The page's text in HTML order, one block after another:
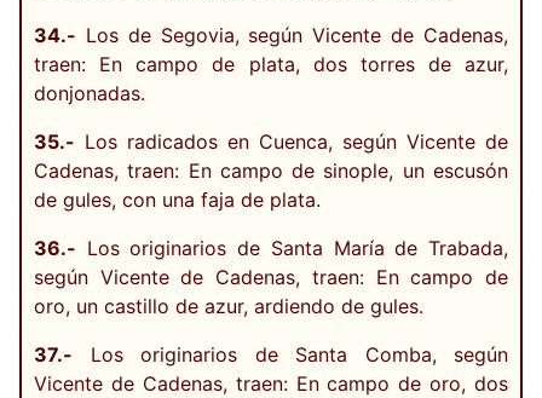
34.- Los de Segovia, según Vicente de Cadenas,
traen: En campo de plata, dos torres de azur,
donjonadas.
35.- Los radicados en Cuenca, según Vicente de
Cadenas, traen: En campo de sinople, un escusón
de gules, con una faja de plata.
36.- Los originarios de Santa María de Trabada,
según Vicente de Cadenas, traen: En campo de
oro, un castillo de azur, ardiendo de gules.
37.- Los originarios de Santa Comba, según
Vicente de Cadenas, traen: En campo de oro, dos